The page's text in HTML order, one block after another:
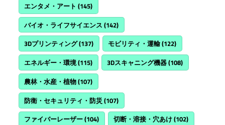
エンタメ・アート (145)
バイオ・ライフサイエンス (142)
3Dプリンティング(137) モビリティ・運輸(122)
エネルギー・環境(115) 3Dスキャニング機器(108)
農林・水産・植物(107)
防衛・セキュリティ・防災 (107)
ファイバーレーザー(104) 切断・溶接・穴あけ(102)